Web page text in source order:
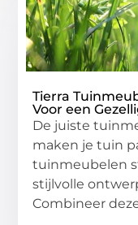
Tierra
Voor een
De juiste
maken je tuin
tuinmeubelen
stijlvolle
Combineer